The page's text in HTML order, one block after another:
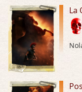
Hungry
Por: Croc
Las 10 películas
Por: JORDI CRUYFF
La